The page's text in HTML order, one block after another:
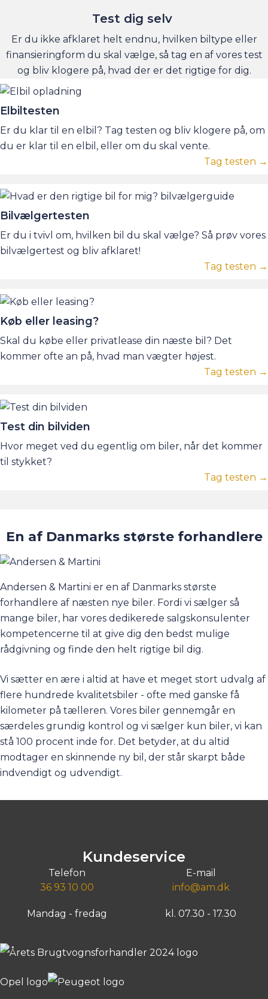
Test dig selv
Er du ikke afklaret helt endnu, hvilken biltype eller
finansieringform du skal vælge, så tag en af vores test
og bliv klogere på, hvad der er det rigtige for dig.
Elbiltesten
Er du klar til en elbil? Tag testen og bliv klogere på, om
du er klar til en elbil, eller om du skal vente.
Tag testen →
Bilvælgertesten
Er du i tvivl om, hvilken bil du skal vælge? Så prøv vores
bilvælgertest og bliv afklaret!
Tag testen →
Køb eller leasing?
Skal du købe eller privatlease din næste bil? Det
kommer ofte an på, hvad man vægter højest.
Tag testen →
Test din bilviden
Hvor meget ved du egentlig om biler, når det kommer
til stykket?
Tag testen →
En af Danmarks største forhandlere
Andersen & Martini er en af Danmarks største
forhandlere af næsten nye biler. Fordi vi sælger så
mange biler, har vores dedikerede salgskonsulenter
kompetencerne til at give dig den bedst mulige
rådgivning og finde den helt rigtige bil dig.
Vi sætter en ære i altid at have et meget stort udvalg af
flere hundrede kvalitetsbiler - ofte med ganske få
kilometer på tælleren. Vores biler gennemgår en
særdeles grundig kontrol og vi sælger kun biler, vi kan
stå 100 procent inde for. Det betyder, at du altid
modtager en skinnende ny bil, der står skarpt både
indvendigt og udvendigt.
Kundeservice
Telefon
36 93 10 00
E-mail
info@am.dk
Mandag - fredag kl. 07.30 - 17.30